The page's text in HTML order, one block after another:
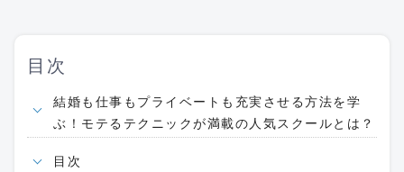
目次
結婚も仕事もプライベートも充実させる方法を学
ぶ！モテるテクニックが満載の人気スクールとは？
目次